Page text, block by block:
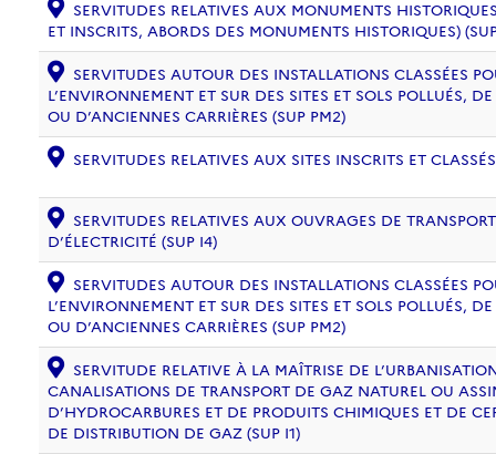
SERVITUDES RELATIVES AUX MONUMENTS
ET INSCRITS, ABORDS DES MONUMENTS HISTORIQUES)
SERVITUDES AUTOUR DES INSTALLATIONS CLASSÉES
L’ENVIRONNEMENT ET SUR DES SITES ET SOLS POLLUÉS,
OU D’ANCIENNES CARRIÈRES (SUP PM2)
SERVITUDES RELATIVES AUX SITES INSCRITS ET
SERVITUDES RELATIVES AUX OUVRAGES DE
D’ÉLECTRICITÉ (SUP I4)
SERVITUDES AUTOUR DES INSTALLATIONS CLASSÉES
L’ENVIRONNEMENT ET SUR DES SITES ET SOLS POLLUÉS,
OU D’ANCIENNES CARRIÈRES (SUP PM2)
SERVITUDE RELATIVE À LA MAÎTRISE DE
CANALISATIONS DE TRANSPORT DE GAZ NATUREL OU
D’HYDROCARBURES ET DE PRODUITS CHIMIQUES ET DE
DE DISTRIBUTION DE GAZ (SUP I1)